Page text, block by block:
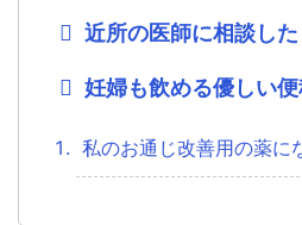
近所の医師に相談した
妊婦も飲める優しい
私のお通じ改善用の薬に